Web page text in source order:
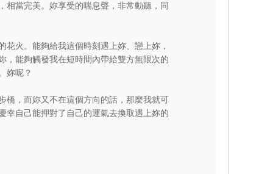
相當完美。妳享受的喘息聲，非常動聽，同
火。能夠給我這個時刻遇上妳、戀上妳，
，能夠觸發我在短時間內帶給雙方無限次的
妳呢？
橋，而妳又不在這個方向的話，那麼我就可
幸自己能押對了自己的運氣去換取遇上妳的